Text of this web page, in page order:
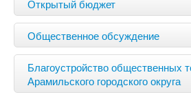
Открытый бюджет
Общественное обсуждение
Благоустройство общественных
Арамильского городского округа